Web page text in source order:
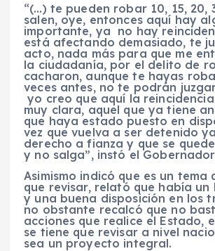
“(…) te pueden robar 10, 15, 20,
salen, oye, entonces aquí hay
importante, ya no hay
está afectando demasiado, te
acto, nada más para que me
la ciudadanía, por el delito de
cacharon, aunque te hayas
veces antes, no te podrán
yo creo que aquí la
muy clara, aquel que ya tiene
que haya estado puesto en
vez que vuelva a ser detenido
derecho a fianza y que se
y no salga”, instó el
Asimismo indicó que es un tema
que revisar, relató que había un
y una buena disposición en los
no obstante recalcó que no
acciones que realice el Estado,
se tiene que revisar a nivel
sea un proyecto integral.